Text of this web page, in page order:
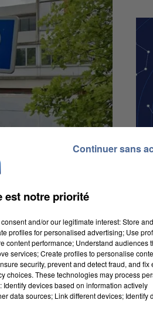
est notre priorité
and/or our legitimate interest: Store
profiles for personalised advertising; Use
content performance; Understand audiences
services; Create profiles to personalise
security, prevent and detect fraud, and fix
choices. These technologies may process
devices based on information actively
data sources; Link different devices; Identify
Continuer sans